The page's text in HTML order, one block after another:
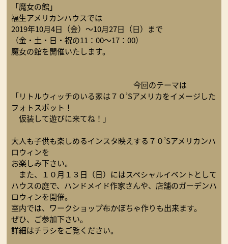
「魔女の館」
福生アメリカンハウスでは
2019年10月4日（金）～10月27日（日）まで
（金・土・日・祝の11：00〜17：00）
魔女の館を開催いたします。
今回のテーマは
「リトルウィッチのいる家は７０’Sアメリカをイメージした
フォトスポット！
仮装して遊びに来てね！」
大人も子供も楽しめるインスタ映えする７０’Sアメリカンハ
ロウィンを
お楽しみ下さい。
また、１０月１３日（日）にはスペシャルイベントとして
ハウスの庭で、ハンドメイド作家さんや、店舗のガーデンハ
ロウィンを開催。
室内では、ワークショップ布かぼちゃ作りも出来ます。
ぜひ、ご参加下さい。
詳細はチラシをご覧ください。